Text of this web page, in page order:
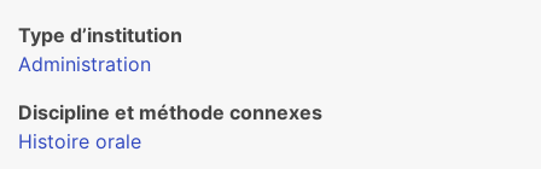
Type d’institution
Administration
Discipline et méthode connexes
Histoire orale